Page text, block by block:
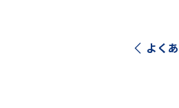
よく